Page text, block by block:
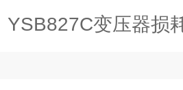
YSB827C变压器损